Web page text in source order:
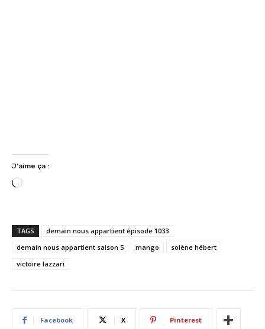
J’aime ça :
C
r
g
e
m
…
TAGS
demain nous appartient épisode 1033
demain nous appartient saison 5
mango
solène hébert
victoire lazzari
Facebook X Pinterest